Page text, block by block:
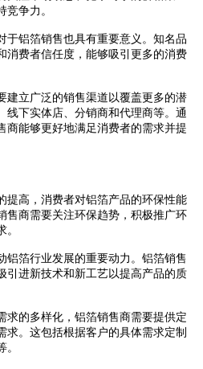
争力。
铝箔销售也具有重要意义。知名品
消费者信任度，能够吸引更多的消费
立广泛的销售渠道以覆盖更多的潜
线下实体店、分销商和代理商等。通
商能够更好地满足消费者的需求并提
高，消费者对铝箔产品的环保性能
售商需要关注环保趋势，积极推广环
箔行业发展的重要动力。铝箔销售
引进新技术和新工艺以提高产品的质
的多样化，铝箔销售商需要提供定
求。这包括根据客户的具体需求定制